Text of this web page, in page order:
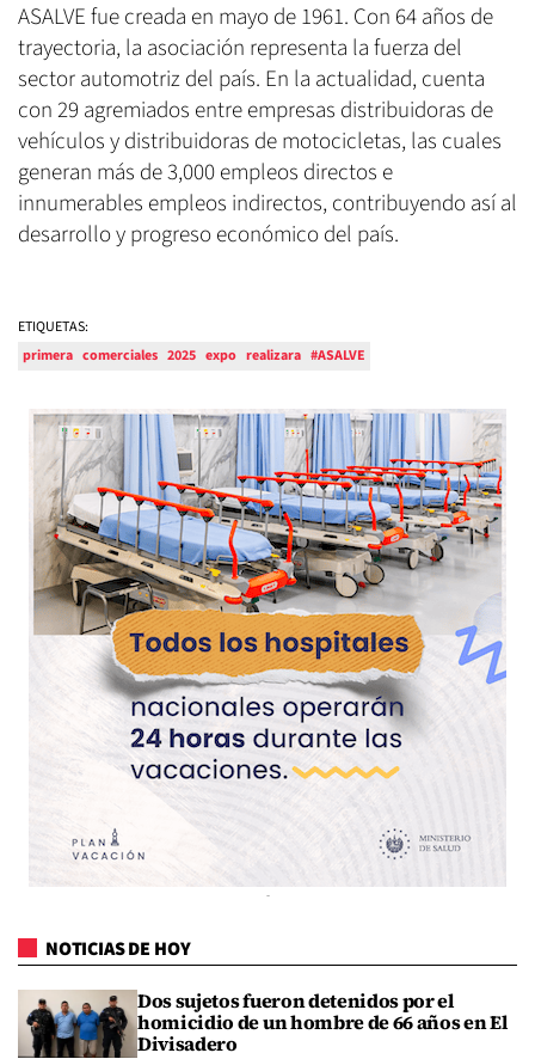
ASALVE fue creada en mayo de 1961. Con 64 años de
trayectoria, la asociación representa la fuerza del
sector automotriz del país. En la actualidad, cuenta
con 29 agremiados entre empresas distribuidoras de
vehículos y distribuidoras de motocicletas, las cuales
generan más de 3,000 empleos directos e
innumerables empleos indirectos, contribuyendo así al
desarrollo y progreso económico del país.
ETIQUETAS:
primera comerciales 2025 expo realizara #ASALVE
NOTICIAS DE HOY
Dos sujetos fueron detenidos por el
homicidio de un hombre de 66 años en El
Divisadero